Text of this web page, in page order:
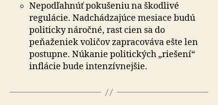
Nepodľahnúť pokušeniu na škodlivé
regulácie. Nadchádzajúce mesiace budú
politicky náročné, rast cien sa do
peňaženiek voličov zapracováva ešte len
postupne. Núkanie politických „riešení“
inflácie bude intenzívnejšie.